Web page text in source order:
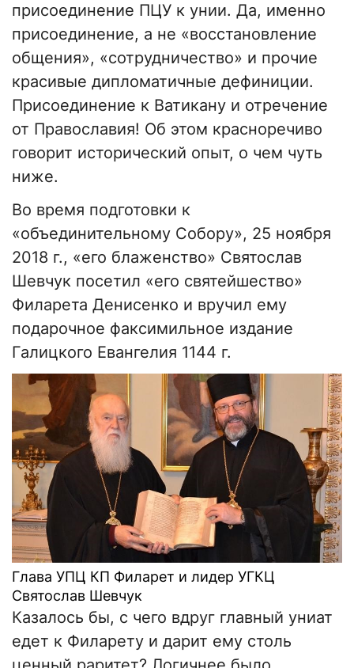
присоединение ПЦУ к унии. Да, именно
присоединение, а не «восстановление
общения», «сотрудничество» и прочие
красивые дипломатичные дефиниции.
Присоединение к Ватикану и отречение
от Православия! Об этом красноречиво
говорит исторический опыт, о чем чуть
ниже.
Во время подготовки к
«объединительному Собору», 25 ноября
2018 г., «его блаженство» Святослав
Шевчук посетил «его святейшество»
Филарета Денисенко и вручил ему
подарочное факсимильное издание
Галицкого Евангелия 1144 г.
Глава УПЦ КП Филарет и лидер УГКЦ
Святослав Шевчук
Казалось бы, с чего вдруг главный униат
едет к Филарету и дарит ему столь